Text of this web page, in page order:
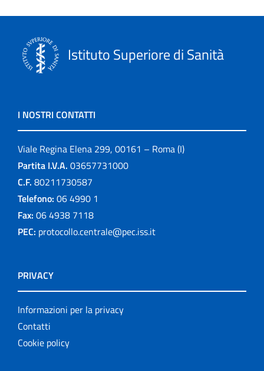
Istituto Superiore di Sanità
I NOSTRI CONTATTI
Viale Regina Elena 299, 00161 – Roma (I)
Partita I.V.A. 03657731000
C.F. 80211730587
Telefono: 06 4990 1
Fax: 06 4938 7118
PEC: protocollo.centrale@pec.iss.it
PRIVACY
Informazioni per la privacy
Contatti
Cookie policy